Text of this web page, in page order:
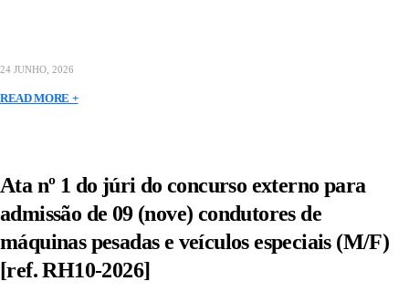
24 JUNHO, 2026
READ MORE +
Ata nº 1 do júri do concurso externo para
admissão de 09 (nove) condutores de
máquinas pesadas e veículos especiais (M/F)
[ref. RH10-2026]